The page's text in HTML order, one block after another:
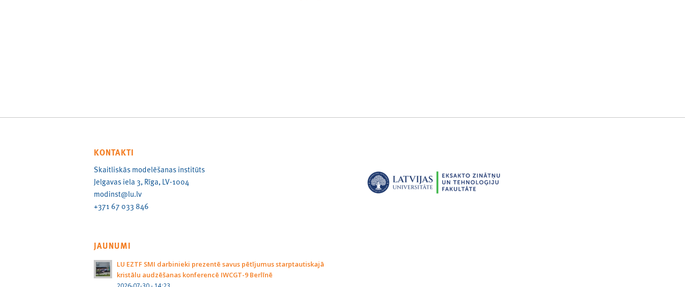
KONTAKTI
Skaitliskās modelēšanas institūts
Jelgavas iela 3, Rīga, LV-1004
modinst@lu.lv
+371 67 033 846
JAUNUMI
LU EZTF SMI darbinieki prezentē savus pētījumus starptautiskajā
kristālu audzēšanas konferencē IWCGT-9 Berlīnē